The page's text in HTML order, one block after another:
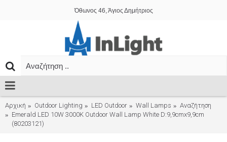
Όθωνος 46, Άγιος Δημήτριος
Αρχική Outdoor Lighting LED Outdoor Wall Lamps
Αναζήτηση
Emerald LED 10W 3000K Outdoor Wall Lamp White D:9,9cmx9,9cm
(80203121)